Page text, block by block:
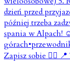
Zapisz sobie 👇🏼